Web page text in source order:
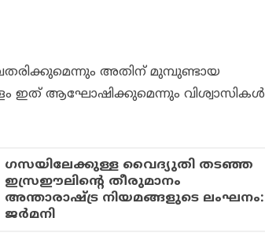
അതിന് മുമ്പുണ്ടായ
ഇത് ആഘോഷിക്കുമെന്നും വിശ്വാസികള്‍
ഗസയിലേക്കുള്ള വൈദ്യുതി തടഞ്ഞ
ഇസ്രഈലിന്റെ തീരുമാനം
അന്താരാഷ്ട്ര നിയമങ്ങളുടെ ലംഘനം:
ജര്‍മനി